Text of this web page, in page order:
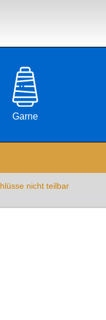
Garne
nicht teilbar